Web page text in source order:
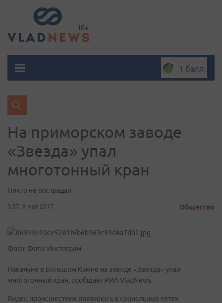
1 балл
На приморском заводе
«Звезда» упал
многотонный кран
Никто не пострадал
3:07, 8 мая 2017 Общество
Фото: Фото: Инстаграм
Накануне в Большом Камне на заводе «Звезда» упал
многотонный кран, сообщает РИА VladNews.
Видео происшествия появилось в социальных сетях.